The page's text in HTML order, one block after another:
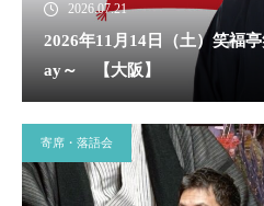
2026.07.21
2026年11月14日（土）笑福
ay～ 【大阪】
寄席・落語会